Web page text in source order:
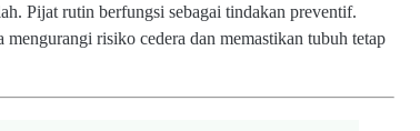
Pijat rutin berfungsi sebagai tindakan preventif.
risiko cedera dan memastikan tubuh tetap